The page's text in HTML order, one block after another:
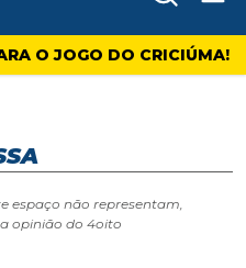
O JOGO DO CRICIÚMA!
espaço não representam,
opinião do 4oito